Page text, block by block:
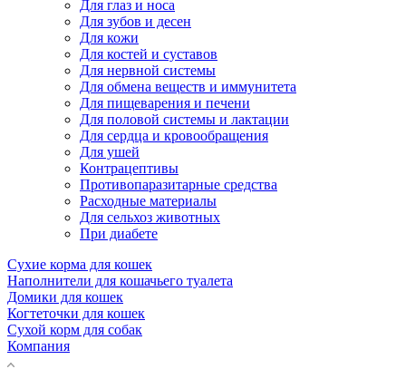
Для глаз и носа
Для зубов и десен
Для кожи
Для костей и суставов
Для нервной системы
Для обмена веществ и иммунитета
Для пищеварения и печени
Для половой системы и лактации
Для сердца и кровообращения
Для ушей
Контрацептивы
Противопаразитарные средства
Расходные материалы
Для сельхоз животных
При диабете
Сухие корма для кошек
Наполнители для кошачьего туалета
Домики для кошек
Когтеточки для кошек
Сухой корм для собак
Компания